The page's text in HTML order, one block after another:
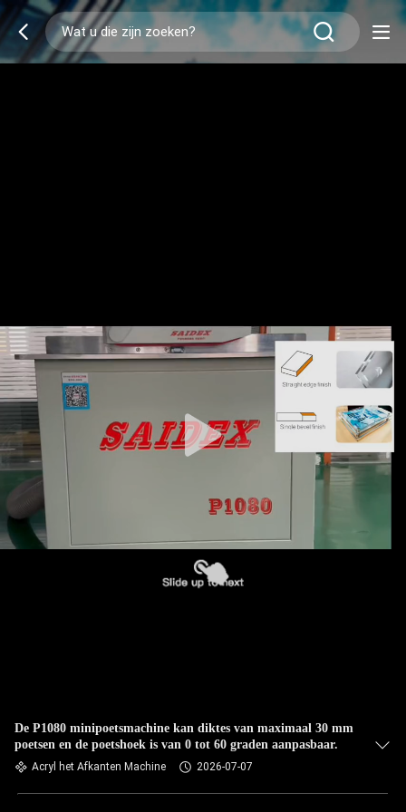
De P1080 minipoetsmachine kan diktes van maximaal 30 mm
poetsen en de poetshoek is van 0 tot 60 graden aanpasbaar.
Acryl het Afkanten Machine 2026-07-07